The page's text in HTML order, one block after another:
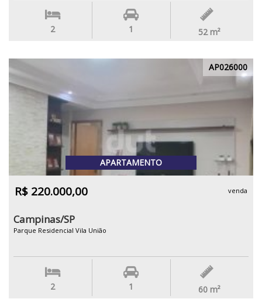
2 1 52 m²
AP026000
APARTAMENTO
R$ 220.000,00 venda
Campinas/SP
Parque Residencial Vila União
2 1 60 m²